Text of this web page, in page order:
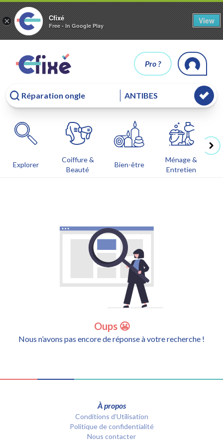
× Cfixé
Free - In Google Play
View
Pro ?
Explorer
Coiffure &
Beauté
Bien-être
Ménage &
Entretien
Oups 😬
Nous n’avons pas encore de réponse à votre recherche !
À propos
Conditions d’Utilisation
Politique de confidentialité
Nous contacter